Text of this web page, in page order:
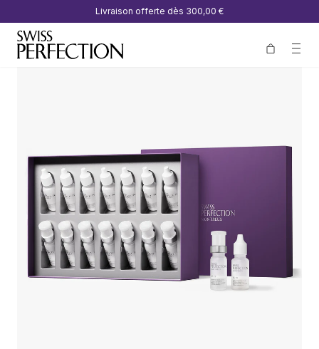
Livraison offerte dès 300,00 €